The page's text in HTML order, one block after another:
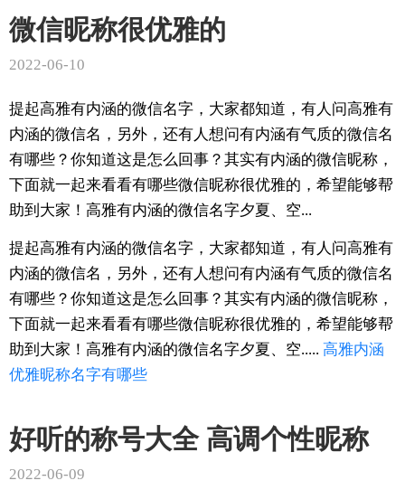
微信昵称很优雅的
2022-06-10
提起高雅有内涵的微信名字，大家都知道，有人问高雅有
内涵的微信名，另外，还有人想问有内涵有气质的微信名
有哪些？你知道这是怎么回事？其实有内涵的微信昵称，
下面就一起来看看有哪些微信昵称很优雅的，希望能够帮
助到大家！高雅有内涵的微信名字夕夏、空...
提起高雅有内涵的微信名字，大家都知道，有人问高雅有
内涵的微信名，另外，还有人想问有内涵有气质的微信名
有哪些？你知道这是怎么回事？其实有内涵的微信昵称，
下面就一起来看看有哪些微信昵称很优雅的，希望能够帮
助到大家！高雅有内涵的微信名字夕夏、空..... 高雅内涵
优雅昵称名字有哪些
好听的称号大全 高调个性昵称
2022-06-09